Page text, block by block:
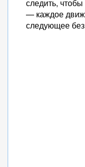
следить,
— каждое
следующее